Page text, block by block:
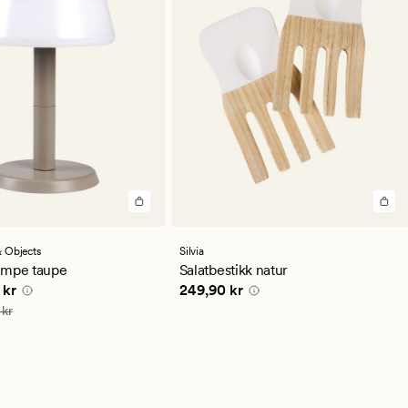
Objects
taupe
pris
kr
kr
Silvia
Salatbestikk natur
Pris 249,90 kr
249,90 kr